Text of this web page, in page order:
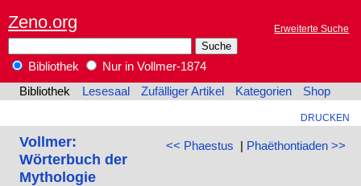
Zeno.org Erweiterte Suche
Bibliothek
Nur in Vollmer-1874
Bibliothek
Lesesaal Zufälliger Artikel Kategorien Shop
DRUCKEN
<< Phaestus | Phaëthontiaden >>
Vollmer:
Wörterbuch der
Mythologie